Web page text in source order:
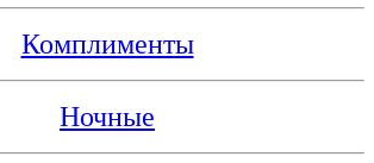
Комплименты
Ночные